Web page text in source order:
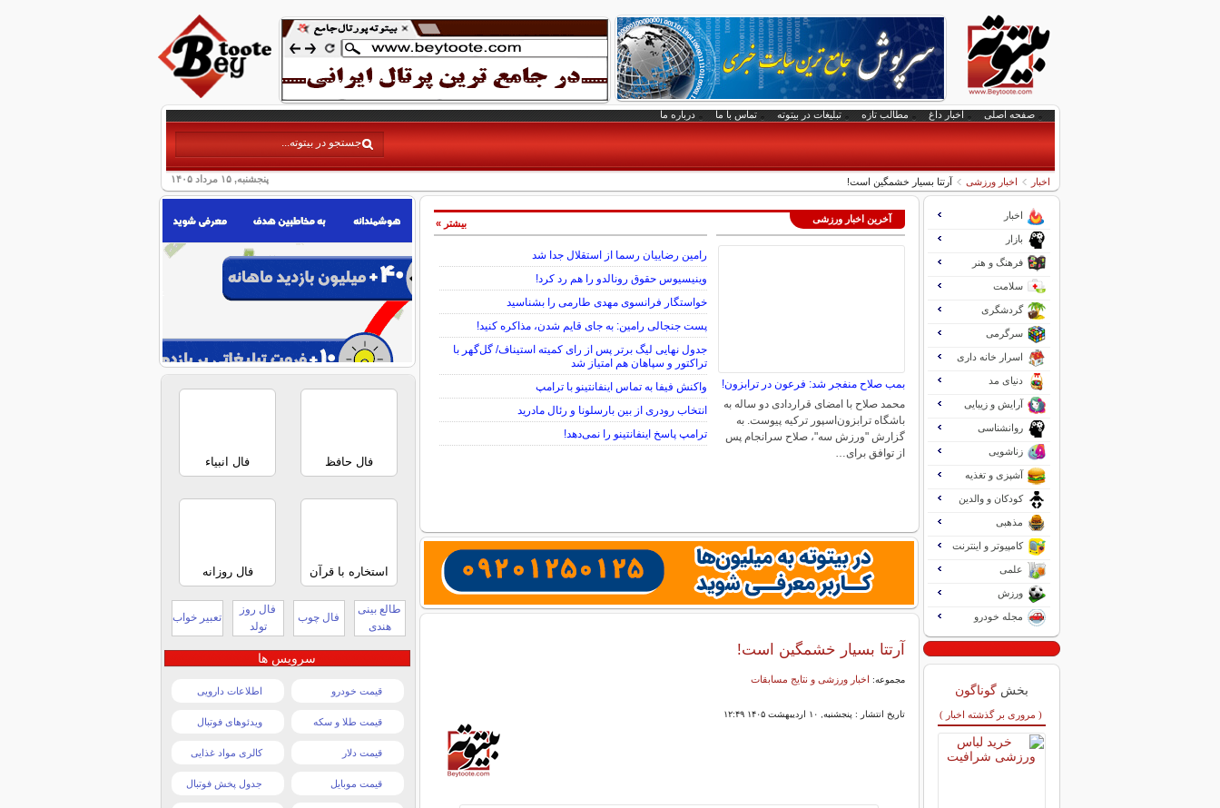
صفحه اصلی اخبار داغ مطالب تازه تبلیغات در بیتوته تماس با ما درباره ما
پنجشنبه, ۱۵ مرداد ۱۴۰۵ اخبار اخبار ورزشی آرتتا بسیار خشمگین است!
آخرین اخبار ورزشی
بمب صلاح منفجر شد: فرعون در ترابزون!
محمد صلاح با امضای قراردادی دو ساله به
باشگاه ترابزون‌اسپور ترکیه پیوست. به
گزارش "ورزش سه"، صلاح سرانجام پس
از توافق برای…
رامین رضاییان رسما از استقلال جدا شد
وینیسیوس حقوق رونالدو را هم رد کرد!
خواستگار فرانسوی مهدی طارمی را بشناسید
پست جنجالی رامین: به جای قایم شدن، مذاکره کنید!
جدول نهایی لیگ برتر پس از رای کمیته استیناف/ گل‌گهر با
تراکتور و سپاهان هم امتیاز شد
واکنش فیفا به تماس اینفانتینو با ترامپ
انتخاب رودری از بین بارسلونا و رئال مادرید
ترامپ پاسخ اینفانتینو را نمی‌دهد!
بیشتر »
آرتتا بسیار خشمگین است!
مجموعه: اخبار ورزشی و نتایج مسابقات
تاریخ انتشار : پنجشنبه, ۱۰ اردیبهشت ۱۴۰۵ ۱۲:۴۹
اخبار
بازار
فرهنگ و هنر
سلامت
گردشگری
سرگرمی
اسرار خانه داری
دنیای مد
آرایش و زیبایی
روانشناسی
زناشویی
آشپزی و تغذیه
کودکان و والدین
مذهبی
کامپیوتر و اینترنت
علمی
ورزش
مجله خودرو
بخش گوناگون
( مروری بر گذشته اخبار )
فال حافظ فال انبیاء
استخاره با قرآن فال روزانه
طالع بینی
هندی
فال چوب
فال روز
تولد
تعبیر خواب
سرویس ها
قیمت خودرو اطلاعات دارویی
قیمت طلا و سکه ویدئوهای فوتبال
قیمت دلار کالری مواد غذایی
قیمت موبایل جدول پخش فوتبال